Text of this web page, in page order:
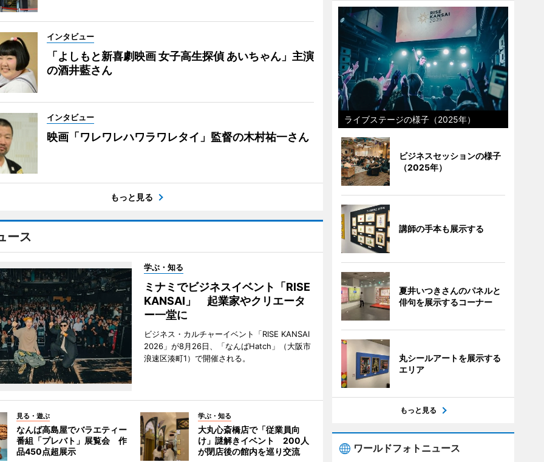
インタビュー
「よしもと新喜劇映画 女子高生探偵 あいちゃん」主演
の酒井藍さん
インタビュー
映画「ワレワレハワラワレタイ」監督の木村祐一さん
もっと見る
ース
学ぶ・知る
ミナミでビジネスイベント「RISE
KANSAI」 起業家やクリエータ
ー一堂に
ビジネス・カルチャーイベント「RISE KANSAI
2026」が8月26日、「なんばHatch」（大阪市
浪速区湊町1）で開催される。
見る・遊ぶ
なんば高島屋でバラエティー
番組「プレバト」展覧会 作
品450点超展示
学ぶ・知る
大丸心斎橋店で「従業員向
け」謎解きイベント 200人
が閉店後の館内を巡り交流
ライブステージの様子（2025年）
ビジネスセッションの様子
（2025年）
講師の手本も展示する
夏井いつきさんのパネルと
俳句を展示するコーナー
丸シールアートを展示する
エリア
もっと見る
ワールドフォトニュース